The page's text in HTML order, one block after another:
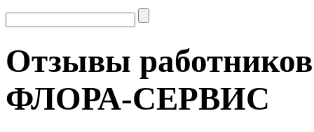
Отзывы
ФЛОРА-СЕРВИС